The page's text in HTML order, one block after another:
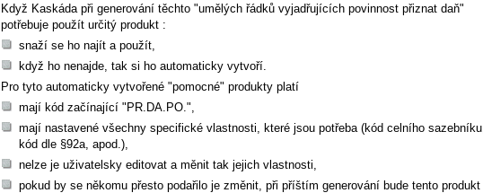
Když Kaskáda při generování těchto "umělých řádků vyjadřujících povinnost přiznat daň"
potřebuje použít určitý produkt :
snaží se ho najít a použít,
když ho nenajde, tak si ho automaticky vytvoří.
Pro tyto automaticky vytvořené "pomocné" produkty platí
mají kód začínající "PR.DA.PO.",
mají nastavené všechny specifické vlastnosti, které jsou potřeba (kód celního sazebníku,
kód dle §92a, apod.),
nelze je uživatelsky editovat a měnit tak jejich vlastnosti,
pokud by se někomu přesto podařilo je změnit, při příštím generování bude tento produkt